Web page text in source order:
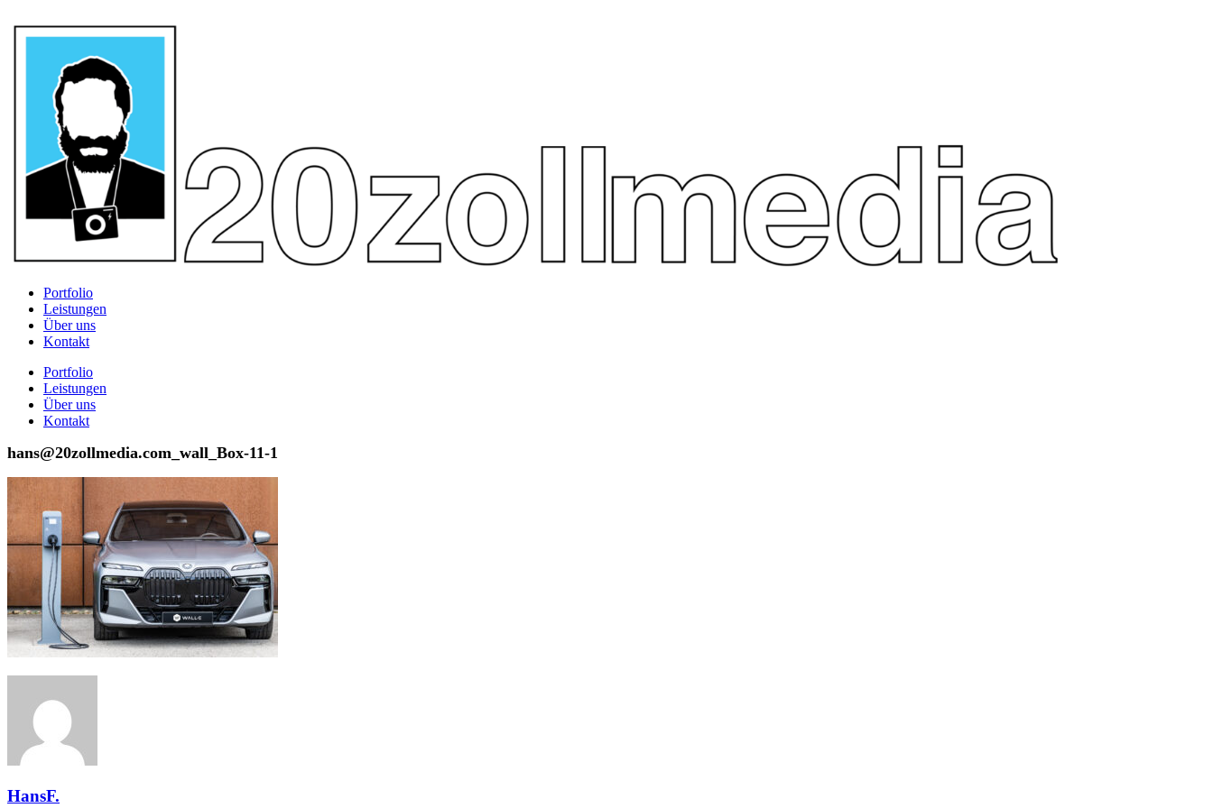
Portfolio
Leistungen
Über uns
Kontakt
Portfolio
Leistungen
Über uns
Kontakt
hans@20zollmedia.com_wall_Box-11-1
HansF.